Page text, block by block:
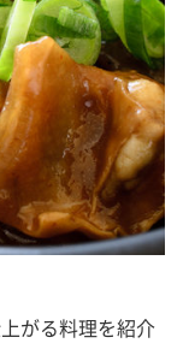
がる料理を紹介